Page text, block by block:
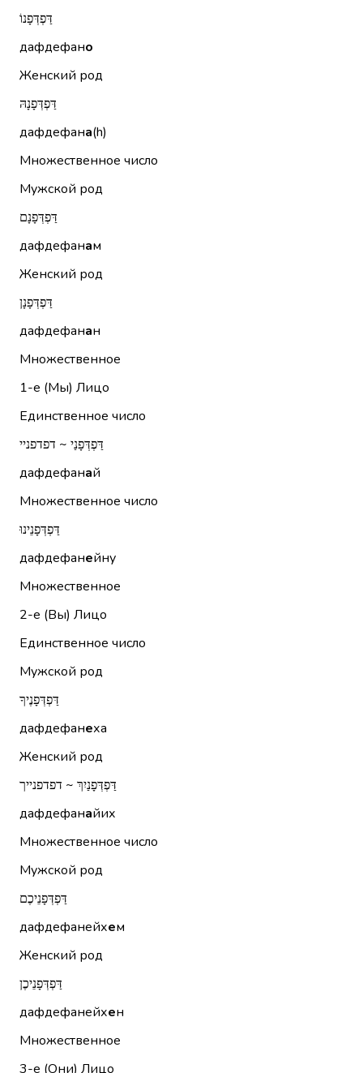
דַּפְדְּפָנוֹ
дафдефано
Женский род
דַּפְדְּפָנָהּ
дафдефана(h)
Множественное число
Мужской род
דַּפְדְּפָנָם
дафдефанам
Женский род
דַּפְדְּפָנָן
дафдефанан
Множественное
1-е (Мы) Лицо
Единственное число
דַּפְדְּפָנַי ~ דפדפניי
дафдефанай
Множественное число
דַּפְדְּפָנֵינוּ
дафдефанейну
Множественное
2-е (Вы) Лицо
Единственное число
Мужской род
דַּפְדְּפָנֶיךָ
дафдефанеха
Женский род
דַּפְדְּפָנַיִךְ ~ דפדפנייך
дафдефанайих
Множественное число
Мужской род
דַּפְדְּפָנֵיכֶם
дафдефанейхем
Женский род
דַּפְדְּפָנֵיכֶן
дафдефанейхен
Множественное
3-е (Они) Лицо